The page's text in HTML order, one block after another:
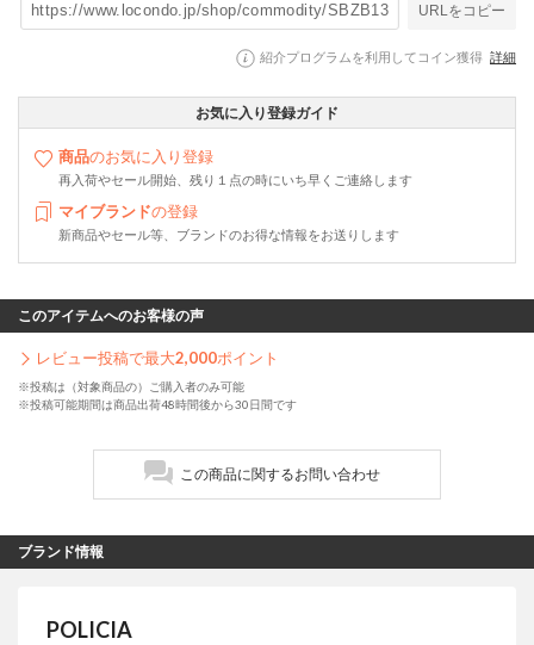
URLをコピー
紹介プログラムを利用してコイン獲得 詳細
お気に入り登録ガイド
商品のお気に入り登録
再入荷やセール開始、残り１点の時にいち早くご連絡します
マイブランドの登録
新商品やセール等、ブランドのお得な情報をお送りします
このアイテムへのお客様の声
レビュー投稿で最大2,000ポイント
※投稿は（対象商品の）ご購入者のみ可能
※投稿可能期間は商品出荷48時間後から30日間です
この商品に関するお問い合わせ
ブランド情報
POLICIA